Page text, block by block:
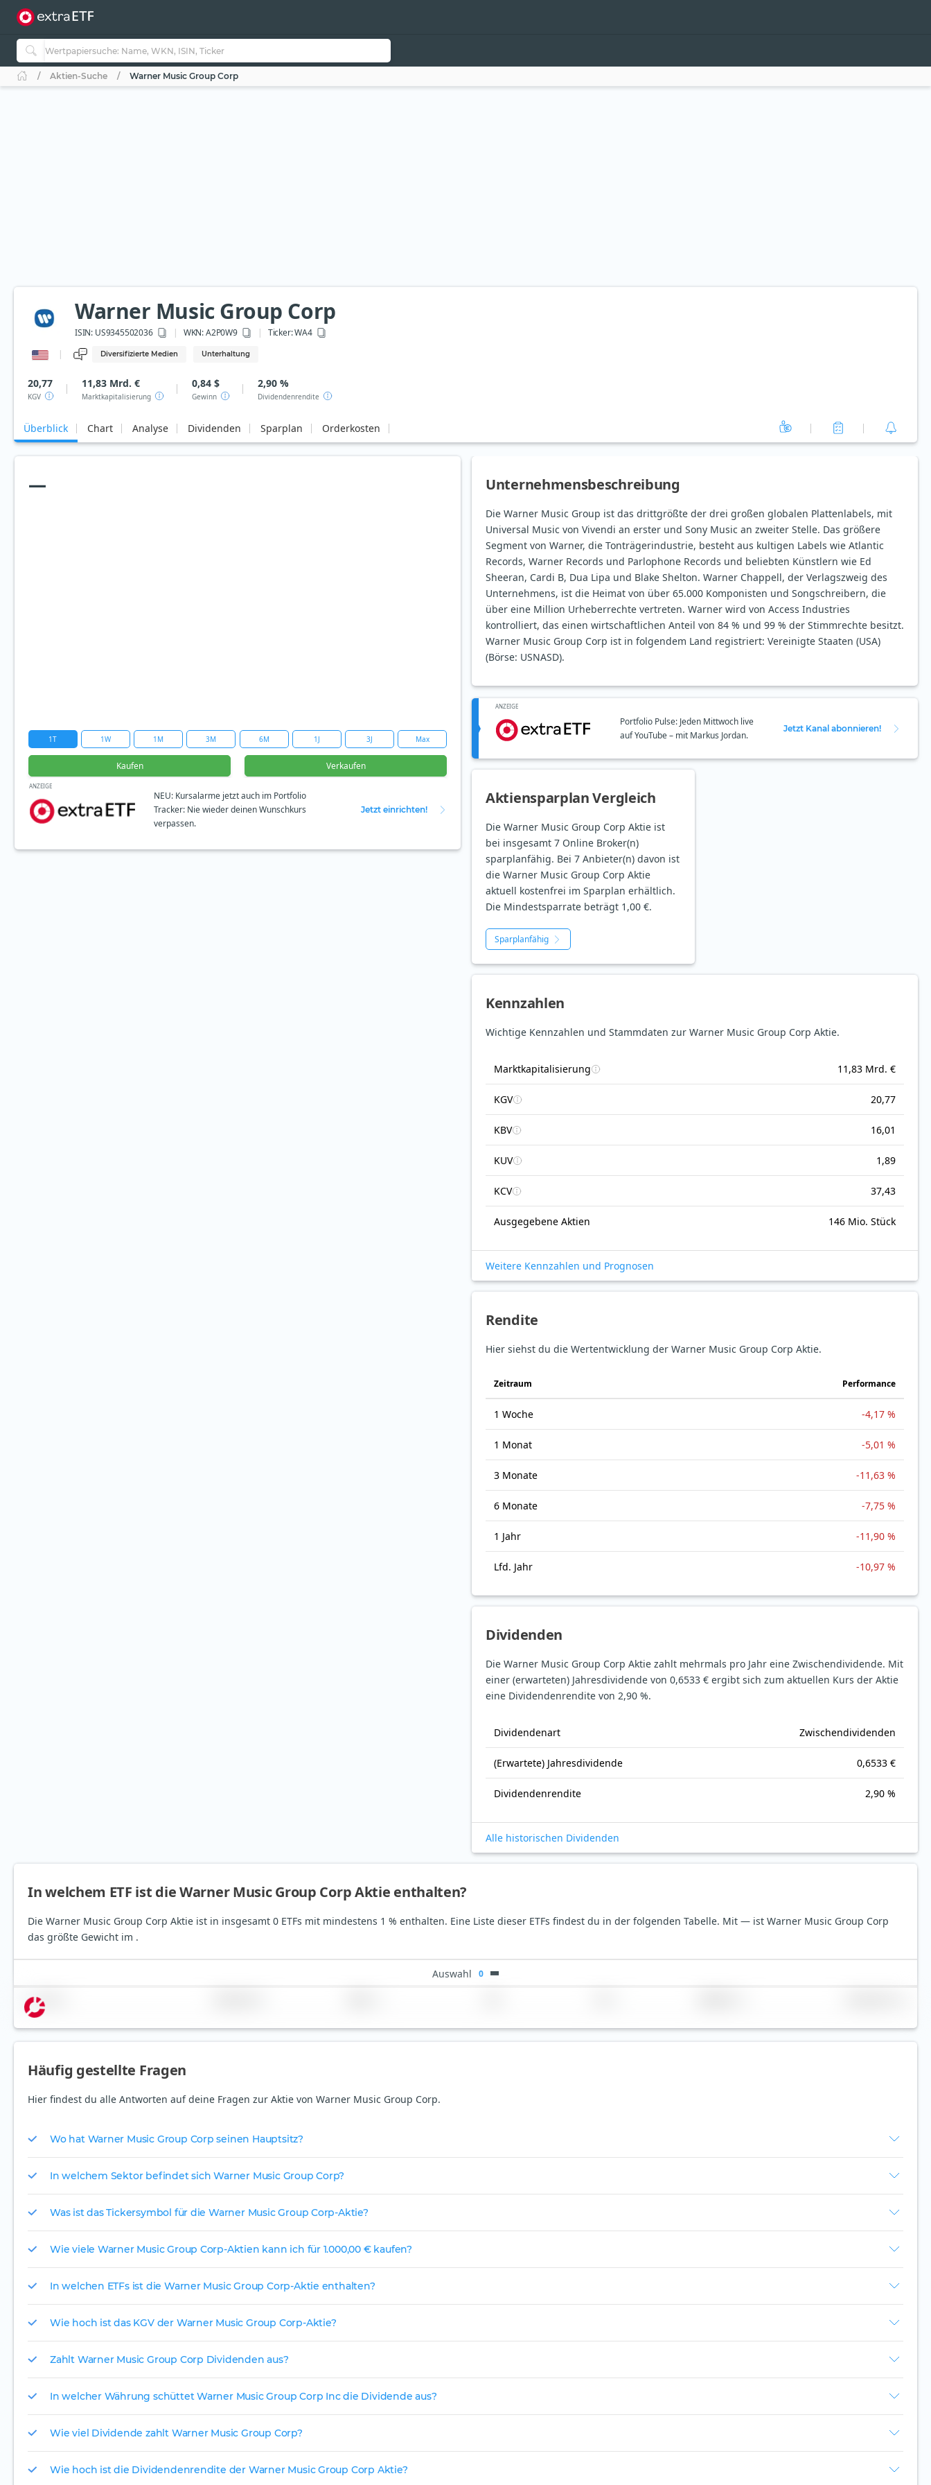
Aktien-Suche Warner Music Group Corp
Warner Music Group Corp
ISIN: US9345502036 WKN: A2P0W9 Ticker:WA4
Diversifizierte Medien Unterhaltung
20,77
KGV
11,83 Mrd. €
Marktkapitalisierung
0,84 $
Gewinn
2,90 %
Dividendenrendite
Überblick Chart Analyse Dividenden Sparplan Orderkosten
—
1T 1W 1M 3M 6M 1J 3J Max
Kaufen Verkaufen
ANZEIGE
NEU: Kursalarme jetzt auch im Portfolio
Tracker: Nie wieder deinen Wunschkurs
verpassen.
Jetzt einrichten!
Unternehmensbeschreibung
Die Warner Music Group ist das drittgrößte der drei großen globalen Plattenlabels, mit
Universal Music von Vivendi an erster und Sony Music an zweiter Stelle. Das größere
Segment von Warner, die Tonträgerindustrie, besteht aus kultigen Labels wie Atlantic
Records, Warner Records und Parlophone Records und beliebten Künstlern wie Ed
Sheeran, Cardi B, Dua Lipa und Blake Shelton. Warner Chappell, der Verlagszweig des
Unternehmens, ist die Heimat von über 65.000 Komponisten und Songschreibern, die
über eine Million Urheberrechte vertreten. Warner wird von Access Industries
kontrolliert, das einen wirtschaftlichen Anteil von 84 % und 99 % der Stimmrechte besitzt.
Warner Music Group Corp ist in folgendem Land registriert: Vereinigte Staaten (USA)
(Börse: USNASD).
ANZEIGE
Portfolio Pulse: Jeden Mittwoch live
auf YouTube – mit Markus Jordan.
Jetzt Kanal abonnieren!
Aktiensparplan Vergleich
Die Warner Music Group Corp Aktie ist
bei insgesamt 7 Online Broker(n)
sparplanfähig. Bei 7 Anbieter(n) davon ist
die Warner Music Group Corp Aktie
aktuell kostenfrei im Sparplan erhältlich.
Die Mindestsparrate beträgt 1,00 €.
Sparplanfähig
Kennzahlen
Wichtige Kennzahlen und Stammdaten zur Warner Music Group Corp Aktie.
Marktkapitalisierung 11,83 Mrd. €
KGV 20,77
KBV 16,01
KUV 1,89
KCV 37,43
Ausgegebene Aktien 146 Mio. Stück
Weitere Kennzahlen und Prognosen
Rendite
Hier siehst du die Wertentwicklung der Warner Music Group Corp Aktie.
Zeitraum Perfor­mance
1 Woche -4,17 %
1 Monat -5,01 %
3 Monate -11,63 %
6 Monate -7,75 %
1 Jahr -11,90 %
Lfd. Jahr -10,97 %
Dividenden
Die Warner Music Group Corp Aktie zahlt mehrmals pro Jahr eine Zwischendividende. Mit
einer (erwarteten) Jahresdividende von 0,6533 € ergibt sich zum aktuellen Kurs der Aktie
eine Dividendenrendite von 2,90 %.
Dividendenart Zwischendividenden
(Erwartete) Jahresdividende 0,6533 €
Dividendenrendite 2,90 %
Alle historischen Dividenden
In welchem ETF ist die Warner Music Group Corp Aktie enthalten?
Die Warner Music Group Corp Aktie ist in insgesamt 0 ETFs mit mindestens 1 % enthalten. Eine Liste dieser ETFs findest du in der folgenden Tabelle. Mit — ist Warner Music Group Corp
das größte Gewicht im .
Auswahl 0
Name
Häufig gestellte Fragen
Hier findest du alle Antworten auf deine Fragen zur Aktie von Warner Music Group Corp.
Wo hat Warner Music Group Corp seinen Hauptsitz?
In welchem Sektor befindet sich Warner Music Group Corp?
Was ist das Tickersymbol für die Warner Music Group Corp-Aktie?
Wie viele Warner Music Group Corp-Aktien kann ich für 1.000,00 € kaufen?
In welchen ETFs ist die Warner Music Group Corp-Aktie enthalten?
Wie hoch ist das KGV der Warner Music Group Corp-Aktie?
Zahlt Warner Music Group Corp Dividenden aus?
In welcher Währung schüttet Warner Music Group Corp Inc die Dividende aus?
Wie viel Dividende zahlt Warner Music Group Corp?
Wie hoch ist die Dividendenrendite der Warner Music Group Corp Aktie?